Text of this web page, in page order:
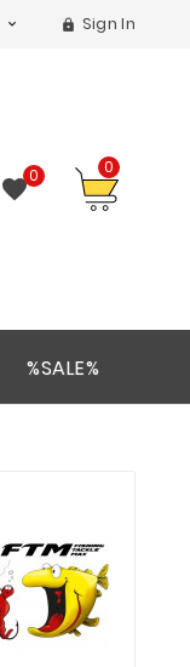
  Sign In
0 0
%SALE%